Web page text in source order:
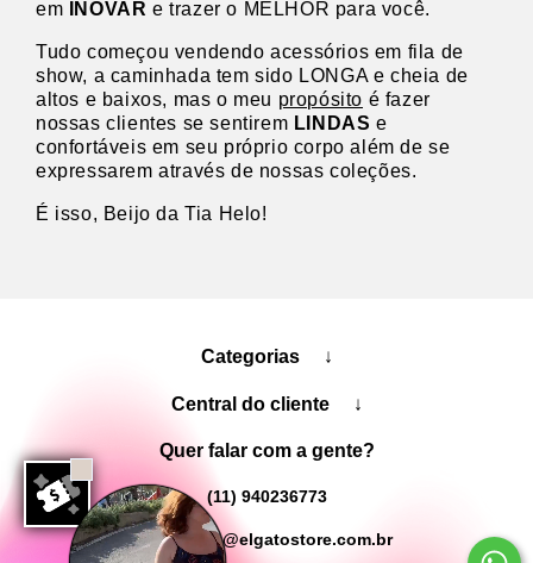
em
INOVAR e trazer o MELHOR para você.
Tudo começou vendendo acessórios em fila de
show, a caminhada tem sido LONGA e cheia de
altos e baixos, mas o meu propósito é fazer
nossas clientes se sentirem LINDAS e
confortáveis em seu próprio corpo além de se
expressarem através de nossas coleções.
É isso, Beijo da Tia Helo!
Categorias ↓
Central do cliente ↓
Quer falar com a gente?
(11) 940236773
lojaelgato@elgatostore.com.br